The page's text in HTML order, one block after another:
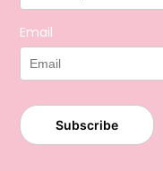
Email
Subscribe